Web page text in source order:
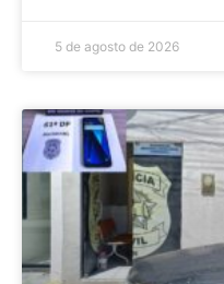
5 de agosto de 2026